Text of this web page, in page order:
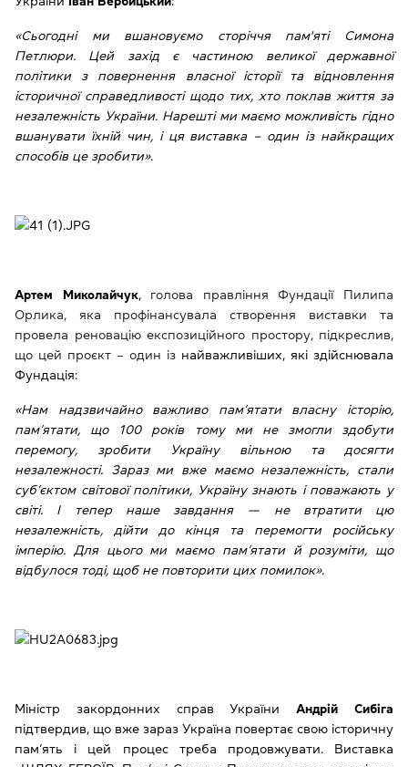
«Сьогодні ми вшановуємо сторіччя пам'яті Симона
Петлюри. Цей захід є частиною великої державної
політики з повернення власної історії та відновлення
історичної справедливості щодо тих, хто поклав життя за
незалежність України. Нарешті ми маємо можливість гідно
вшанувати їхній чин, і ця виставка – один із найкращих
способів це зробити».
Артем Миколайчук, голова правління Фундації Пилипа
Орлика, яка профінансувала створення виставки та
провела реновацію експозиційного простору, підкреслив,
що цей проєкт – один із найважливіших, які здійснювала
Фундація:
«Нам надзвичайно важливо пам’ятати власну історію,
пам’ятати, що 100 років тому ми не змогли здобути
перемогу, зробити Україну вільною та досягти
незалежності. Зараз ми вже маємо незалежність, стали
суб’єктом світової політики, Україну знають і поважають у
світі. І тепер наше завдання — не втратити цю
незалежність, дійти до кінця та перемогти російську
імперію. Для цього ми маємо пам’ятати й розуміти, що
відбулося тоді, щоб не повторити цих помилок».
Міністр закордонних справ УкраїниАндрій Сибіга
підтвердив, що вже зараз Україна повертає свою історичну
пам’ять і цей процес треба продовжувати. Виставка